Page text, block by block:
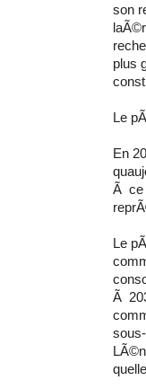
son
plus
Le
En
Ã ce
Le
Ã